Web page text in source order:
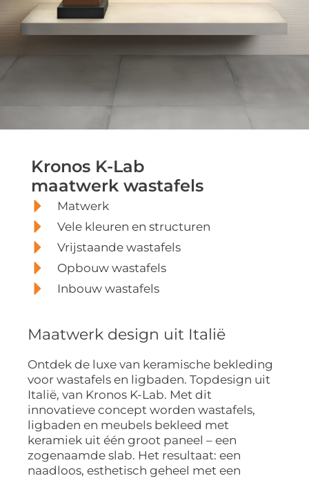
Kronos K-Lab
wastafels, baden en
meubels
Maatwerk design uit Italië
Ontdek de luxe van keramische bekleding
voor wastafels en ligbaden. Topdesign uit
Italië, van Kronos K-Lab. Met dit
innovatieve concept worden wastafels,
ligbaden en meubels bekleed met
keramiek uit één groot paneel – een
zogenaamde slab. Het resultaat: een
naadloos, esthetisch geheel met een
Kronos K-Lab
maatwerk wastafels
Matwerk
Vele kleuren en structuren
Vrijstaande wastafels
Opbouw wastafels
Inbouw wastafels